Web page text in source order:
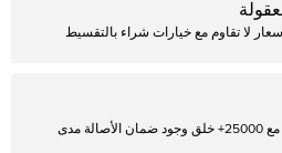
لا تقاوم مع خيارات شراء بالتقسيط
صفيحة موثوقة وآمنة مع 25000+ خلق وجود ضمان الأصالة مدى